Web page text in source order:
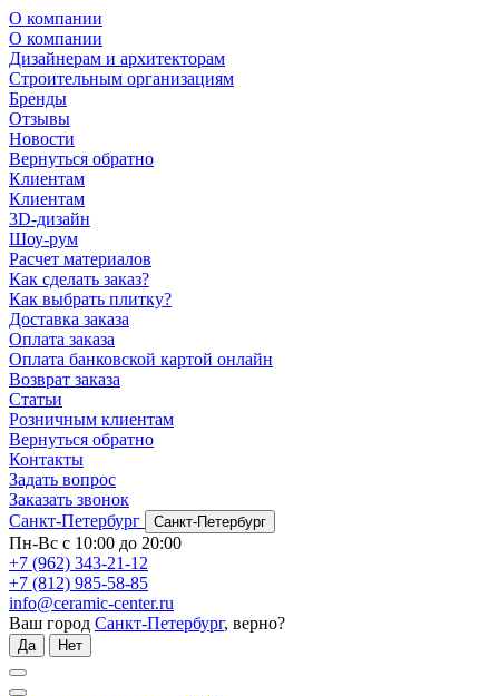
О компании
О компании
Дизайнерам и архитекторам
Строительным организациям
Бренды
Отзывы
Новости
Вернуться обратно
Клиентам
Клиентам
3D-дизайн
Шоу-рум
Расчет материалов
Как сделать заказ?
Как выбрать плитку?
Доставка заказа
Оплата заказа
Оплата банковской картой онлайн
Возврат заказа
Статьи
Розничным клиентам
Вернуться обратно
Контакты
Задать вопрос
Заказать звонок
Санкт-Петербург
Санкт-Петербург
Пн-Вс с 10:00 до 20:00
+7 (962) 343-21-12
+7 (812) 985-58-85
info@ceramic-center.ru
Ваш город Санкт-Петербург, верно?
Да Нет